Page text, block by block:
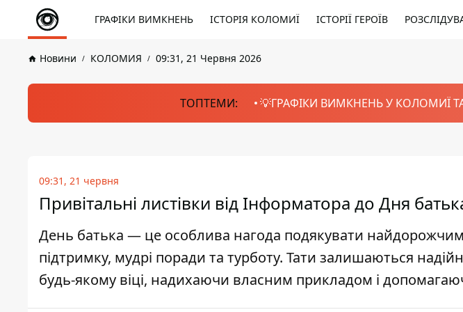
ГРАФІКИ ВИМКНЕНЬ ІСТОРІЯ КОЛОМИЇ ІСТОРІЇ ГЕРОЇВ
Новини КОЛОМИЯ 09:31, 21 Червня 2026
ТОПТЕМИ: 💡ГРАФІКИ ВИМКНЕНЬ У КОЛОМИЇ
09:31, 21 червня
Привітальні листівки від Інформатора до Дня
День батька — це особлива нагода подякувати
підтримку, мудрі поради та турботу. Тати залишаються
будь-якому віці, надихаючи власним прикладом і